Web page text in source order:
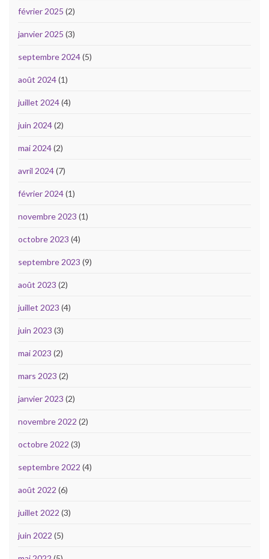
février 2025 (2)
janvier 2025 (3)
septembre 2024(5)
août 2024(1)
juillet 2024(4)
juin 2024(2)
mai 2024(2)
avril 2024(7)
février 2024(1)
novembre 2023 (1)
octobre 2023 (4)
septembre 2023 (9)
août 2023 (2)
juillet 2023 (4)
juin 2023 (3)
mai 2023 (2)
mars 2023 (2)
janvier 2023 (2)
novembre 2022 (2)
octobre 2022 (3)
septembre 2022 (4)
août 2022 (6)
juillet 2022 (3)
juin 2022 (5)